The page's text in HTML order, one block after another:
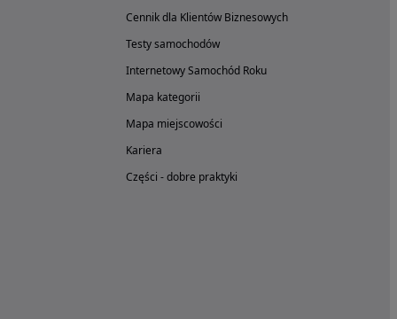
Cennik dla Klientów Biznesowych
Testy samochodów
Internetowy Samochód Roku
Mapa kategorii
Mapa miejscowości
Kariera
Części - dobre praktyki